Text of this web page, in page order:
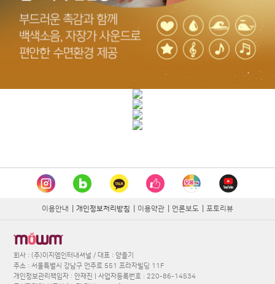
이용안내 개인정보처리방침 이용약관 언론보도 포토리뷰
회사 : (주)이지엠인터내셔널 / 대표 : 양을기
주소 : 서울특별시 강남구 언주로 551 프라자빌딩 11F
개인정보관리책임자 : 안재진 | 사업자등록번호 : 220-86-14534